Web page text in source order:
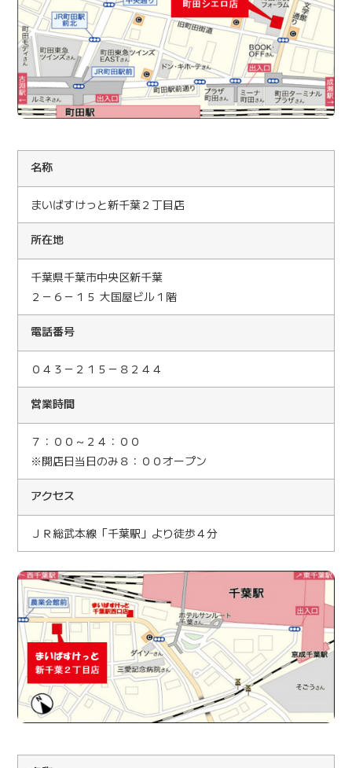
名称
まいばすけっと新千葉２丁目店
所在地
千葉県千葉市中央区新千葉
２－６－１５ 大国屋ビル１階
電話番号
０４３－２１５－８２４４
営業時間
７：００～２４：００
※開店日当日のみ８：００オープン
アクセス
ＪＲ総武本線「千葉駅」より徒歩４分